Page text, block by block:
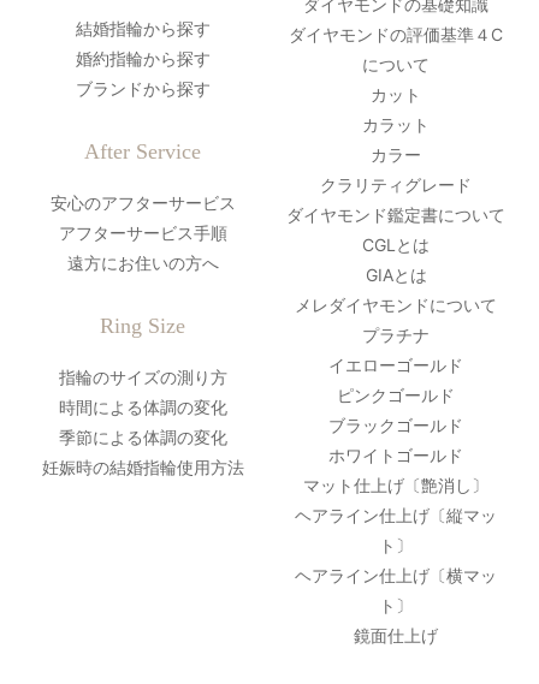
結婚指輪から探す
婚約指輪から探す
ブランドから探す
After Service
安心のアフターサービス
アフターサービス手順
遠方にお住いの方へ
Ring Size
指輪のサイズの測り方
時間による体調の変化
季節による体調の変化
妊娠時の結婚指輪使用方法
ダイヤモンドの評価基準４C
について
カット
カラット
カラー
クラリティグレード
ダイヤモンド鑑定書について
CGLとは
GIAとは
メレダイヤモンドについて
プラチナ
イエローゴールド
ピンクゴールド
ブラックゴールド
ホワイトゴールド
マット仕上げ〔艶消し〕
ヘアライン仕上げ〔縦マッ
ト〕
ヘアライン仕上げ〔横マッ
ト〕
鏡面仕上げ